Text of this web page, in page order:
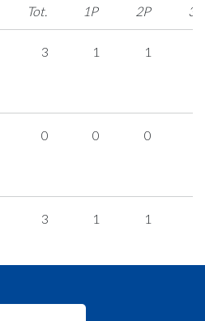
Tot.
1P 2P 3P
3 1 1
0 0 0
3 1 1